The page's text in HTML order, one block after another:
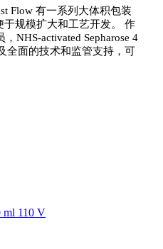
Flow 有一系列大体积包装
规模扩大和工艺开发。 作
NHS-activated Sepharose 4
全面的技术和监管支持，可